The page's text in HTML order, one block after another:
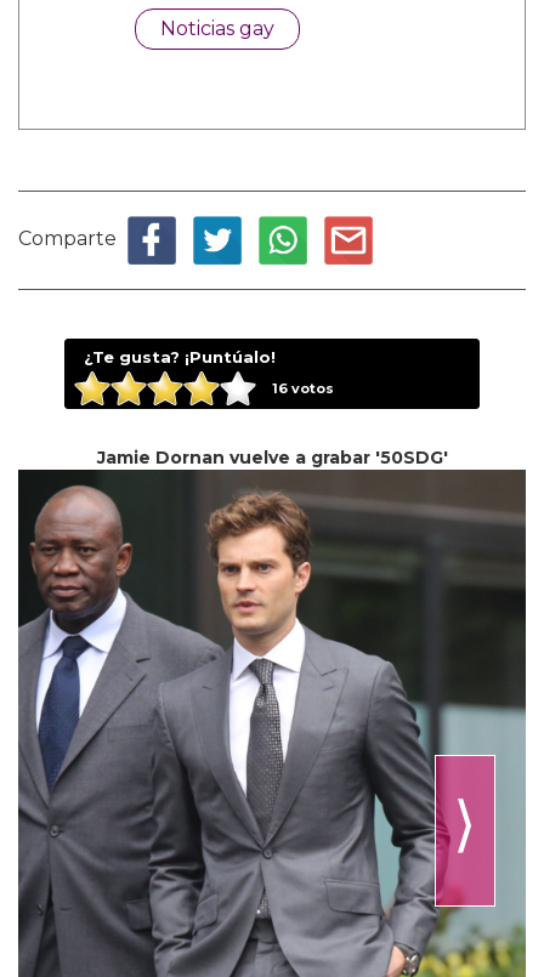
Noticias gay
Comparte
¿Te gusta? ¡Puntúalo!
16votos
Jamie Dornan vuelve a grabar '50SDG'
⟩